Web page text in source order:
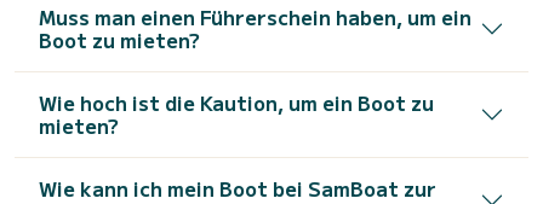
Muss man einen Führerschein haben, um ein
Boot zu mieten?
Wie hoch ist die Kaution, um ein Boot zu
mieten?
Wie kann ich mein Boot bei SamBoat zur